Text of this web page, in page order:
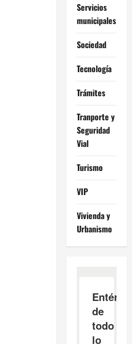
Servicios
municipales
Sociedad
Tecnología
Trámites
Tranporte y
Seguridad
Vial
Turismo
VIP
Vivienda y
Urbanismo